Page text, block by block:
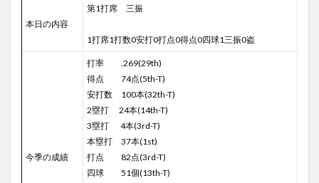
Pirates
vs
Ｂ.
本日の内容
第1打席 三振
1打席1打数0安打0打点0得点0四球1三振0盗
今季の成績
打率 .269(29th)
得点 74点(5th-T)
安打数 100本(32th-T)
2塁打 24本(14th-T)
3塁打 4本(3rd-T)
本塁打 37本(1st)
打点 82点(3rd-T)
四球 51個(13th-T)